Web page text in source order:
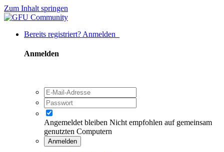
Zum Inhalt springen
Bereits registriert? Anmelden
Anmelden
Angemeldet bleiben Nicht empfohlen auf gemeinsam
genutzten Computern
Anmelden